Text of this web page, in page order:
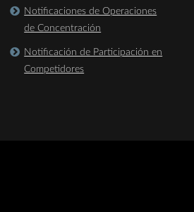
Notificaciones de Operaciones
de Concentración
Notificación de Participación en
Competidores